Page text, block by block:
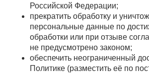
Российской Федерации;
прекратить обработку и
персональные данные по
обработки или при отзыве
не предусмотрено законом;
обеспечить неограниченный
Политике (разместить её по